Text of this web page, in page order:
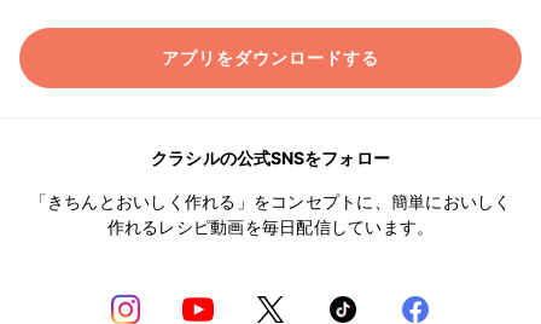
アプリをダウンロードする
クラシルの公式SNSをフォロー
「きちんとおいしく作れる」をコンセプトに、簡単においしく
作れるレシピ動画を毎日配信しています。